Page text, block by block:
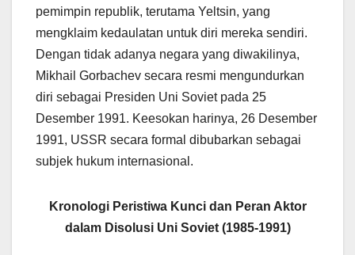
pemimpin republik, terutama Yeltsin, yang
mengklaim kedaulatan untuk diri mereka sendiri.
Dengan tidak adanya negara yang diwakilinya,
Mikhail Gorbachev secara resmi mengundurkan
diri sebagai Presiden Uni Soviet pada 25
Desember 1991. Keesokan harinya, 26 Desember
1991, USSR secara formal dibubarkan sebagai
subjek hukum internasional.
Kronologi Peristiwa Kunci dan Peran Aktor
dalam Disolusi Uni Soviet (1985-1991)